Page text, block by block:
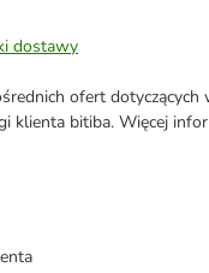
dostawy
ofert
klienta bitiba. Więcej